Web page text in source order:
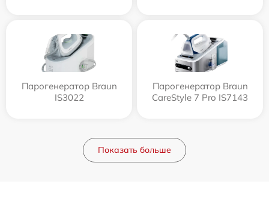
Парогенератор Braun
IS3022
Парогенератор Braun
CareStyle 7 Pro IS7143
Показать больше